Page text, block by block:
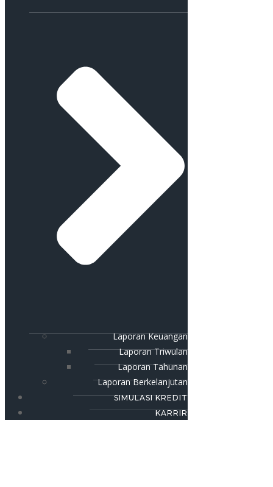
Laporan Keuangan
Laporan Triwulan
Laporan Tahunan
Laporan Berkelanjutan
SIMULASI KREDIT
KARRIR